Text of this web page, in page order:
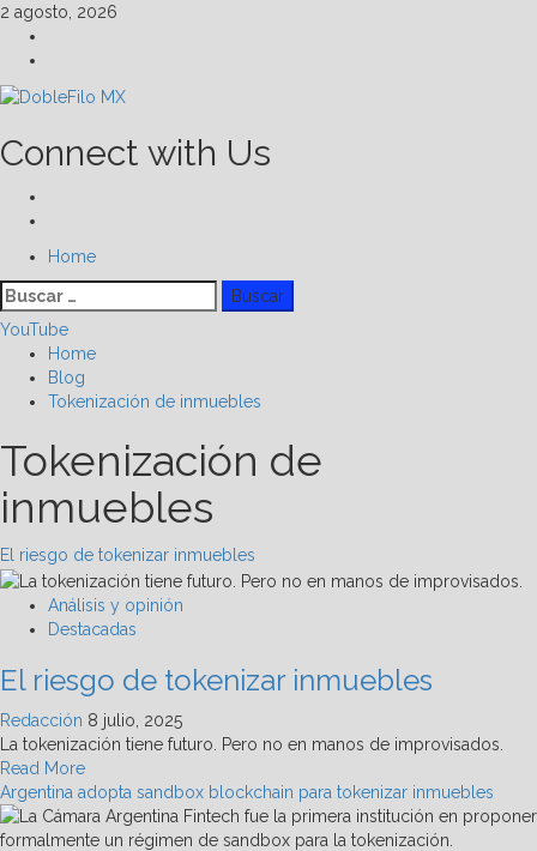
Skip
content
2 agosto, 2026
Connect with Us
Primary
Menu
Home
Buscar:
YouTube
Home
Blog
Tokenización de inmuebles
Tokenización de
inmuebles
El riesgo de tokenizar inmuebles
Análisis y opinión
Destacadas
El riesgo de tokenizar inmuebles
Redacción 8 julio, 2025
La tokenización tiene futuro. Pero no en manos de improvisados.
Read MoreRead
more
about
El
Argentina adopta sandbox blockchain para tokenizar inmuebles